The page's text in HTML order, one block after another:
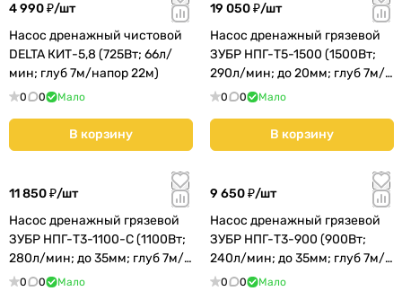
4 990 ₽/шт
Насос дренажный чистовой
DELTA КИТ-5,8 (725Вт; 66л/
мин; глуб 7м/напор 22м)
0 0 Мало
В корзину
19 050 ₽/шт
Насос дренажный грязевой
ЗУБР НПГ-Т5-1500 (1500Вт;
290л/мин; до 20мм; глуб 7м/
напор 23м)
0 0 Мало
В корзину
11 850 ₽/шт
Насос дренажный грязевой
ЗУБР НПГ-Т3-1100-С (1100Вт;
280л/мин; до 35мм; глуб 7м/
напор 10,5м) КМС01
0 0 Мало
9 650 ₽/шт
Насос дренажный грязевой
ЗУБР НПГ-Т3-900 (900Вт;
240л/мин; до 35мм; глуб 7м/
напор 8,5м) КМС01
0 0 Мало